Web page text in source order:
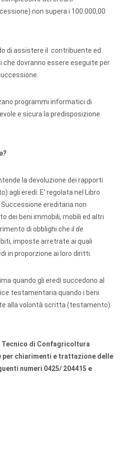
non supera i 100.000,00
di assistere il contribuente ed
dovranno essere eseguite per
programmi informatici di
e sicura la predisposizione
la devoluzione dei rapporti
agli eredi. E’ regolata nel Libro
Successione ereditaria non
dei beni immobili, mobili ed altri
di obblighi che il de
imposte arretrate ai quali
in proporzione ai loro diritti.
quando gli eredi succedono al
testamentaria quando i beni
alla volontà scritta (testamento)
Tecnico di Confagricoltura
per chiarimenti e trattazione delle
numeri 0425/ 204415 e